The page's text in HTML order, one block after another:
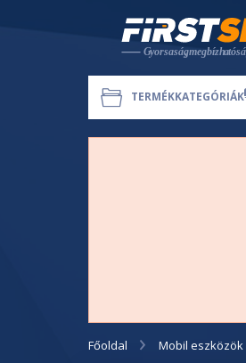
TERMÉKKATEGÓRIÁK
Főoldal Mobil eszközök